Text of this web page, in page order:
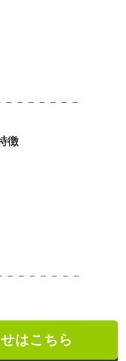
－－－－－－－
徴
－－－－－－－
はこちら